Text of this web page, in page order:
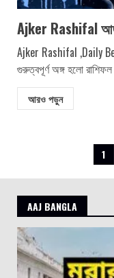
Ajker Rashifal
Ajker Rashifal ,Daily
গুরুত্বপূর্ণ অঙ্গ হলো
আরও পড়ুন
1
AAJ BANGLA